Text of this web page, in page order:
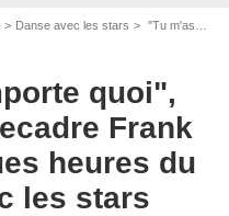
Danse avec les stars "Tu m'as fait n'importe quoi", Candice Pascal recadre Frank Leboeuf à quelques heures du prime Danse avec les stars
quoi",
Frank
heures du
les stars